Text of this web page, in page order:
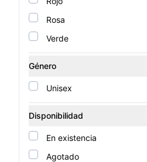
Rosa
Verde
Género
Unisex
Disponibilidad
En existencia
Agotado